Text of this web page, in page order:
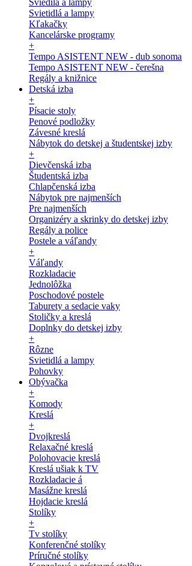
Sviedilá a lampy
Svietidlá a lampy
Kľakačky
Kancelárske programy
+
Tempo ASISTENT NEW - dub sonoma
Tempo ASISTENT NEW - čerešna
Regály a knižnice
Detská izba
+
Písacie stoly
Penové podložky
Závesné kreslá
Nábytok do detskej a študentskej izby
+
Dievčenská izba
Študentská izba
Chlapčenská izba
Nábytok pre najmenších
Pre najmenších
Organizéry a skrinky do detskej izby
Regály a police
Postele a váľandy
+
Váľandy
Rozkladacie
Jednolôžka
Poschodové postele
Taburety a sedacie vaky
Stoličky a kreslá
Doplnky do detskej izby
+
Rôzne
Svietidlá a lampy
Pohovky
Obývačka
+
Komody
Kreslá
+
Dvojkreslá
Relaxačné kreslá
Polohovacie kreslá
Kreslá ušiak k TV
Rozkladacie á
Masážne kreslá
Hojdacie kreslá
Stolíky
+
Tv stolíky
Konferenčné stolíky
Príručné stolíky